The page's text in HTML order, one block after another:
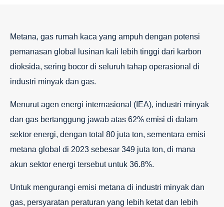
Metana, gas rumah kaca yang ampuh dengan potensi
pemanasan global lusinan kali lebih tinggi dari karbon
dioksida, sering bocor di seluruh tahap operasional di
industri minyak dan gas.
Menurut agen energi internasional (IEA), industri minyak
dan gas bertanggung jawab atas 62% emisi di dalam
sektor energi, dengan total 80 juta ton, sementara emisi
metana global di 2023 sebesar 349 juta ton, di mana
akun sektor energi tersebut untuk 36.8%.
Untuk mengurangi emisi metana di industri minyak dan
gas, persyaratan peraturan yang lebih ketat dan lebih